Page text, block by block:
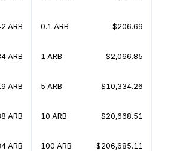
ARB
ARB
ARB
ARB
ARB
0.1 ARB $206.69
1 ARB $2,066.85
5 ARB $10,334.26
10 ARB $20,668.51
100 ARB $206,685.11